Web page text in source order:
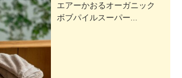
エアーかおるオーガニック
ボブパイルスーパー...